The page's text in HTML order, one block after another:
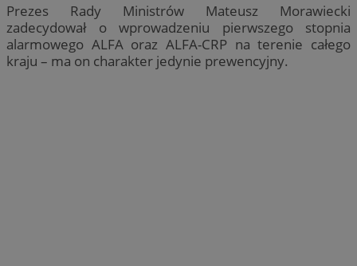
Prezes Rady Ministrów Mateusz Morawiecki
zadecydował o wprowadzeniu pierwszego stopnia
alarmowego ALFA oraz ALFA-CRP na terenie całego
kraju – ma on charakter jedynie prewencyjny.